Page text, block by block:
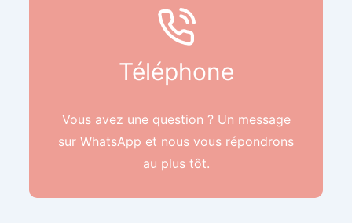
Téléphone
Vous avez une question ? Un message
sur WhatsApp et nous vous répondrons
au plus tôt.